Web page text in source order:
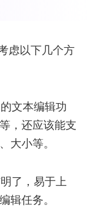
虑以下几个方
文本编辑功
，还应该能支
大小等。
了，易于上
辑任务。